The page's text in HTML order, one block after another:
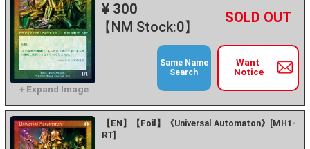
¥ 300
【NM Stock:0】
－ +
Want
Notice
Same Name
Search
【EN】【Foil】《Universal Automaton》[MH1-
RT]